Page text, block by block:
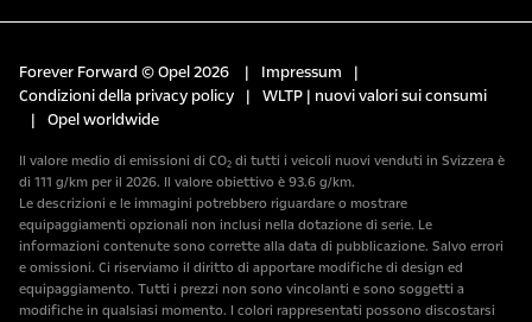
Forever Forward © Opel 2026 | Impressum
|
Condizioni della privacy policy
|
WLTP | nuovi valori sui consumi
|
Opel worldwide
Il valore medio di emissioni di CO₂ di tutti i veicoli nuovi venduti in Svizzera è
di 111 g/km per il 2026. Il valore obiettivo è 93.6 g/km.
Le descrizioni e le immagini potrebbero riguardare o mostrare
equipaggiamenti opzionali non inclusi nella dotazione di serie. Le
informazioni contenute sono corrette alla data di pubblicazione. Salvo errori
e omissioni. Ci riserviamo il diritto di apportare modifiche di design ed
equipaggiamento. Tutti i prezzi non sono vincolanti e sono soggetti a
modifiche in qualsiasi momento. I colori rappresentati possono discostarsi